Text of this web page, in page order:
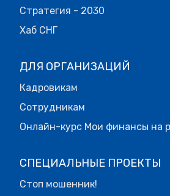
Стратегия - 2030
Хаб СНГ
ДЛЯ ОРГАНИЗАЦИЙ
Кадровикам
Сотрудникам
Онлайн-курс Мои финансы на
СПЕЦИАЛЬНЫЕ ПРОЕКТЫ
Стоп мошенник!